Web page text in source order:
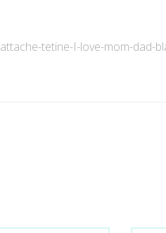
attache-tetine-I-love-mom-dad-